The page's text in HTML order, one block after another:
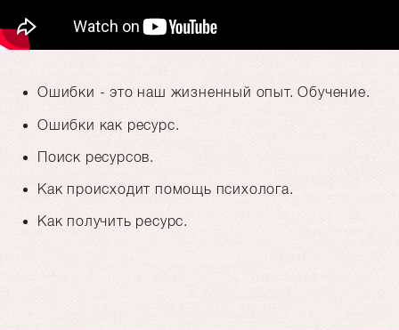
Ошибки - это наш жизненный опыт. Обучение.
Ошибки как ресурс.
Поиск ресурсов.
Как происходит помощь психолога.
Как получить ресурс.